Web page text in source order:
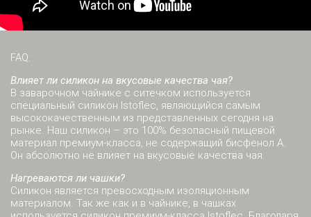
FAQ:
Влияет ли силикон на вкусовые качества чая?
В заварочном чайнике с ситечком используется
специальный силикон Istoflec, являющийся самым
высококачественным из представленных сегодня на
рынке. Наш силикон – это 100% безопасный пищевой
материал премиум-класса, не содержащий бисфенол А.
Он абсолютно не влияет на вкусовые качества чая.
Нагреваются ли чашки?
Силикон является превосходным изоляционным
материалом. Так же как и в чайнике, в чашках